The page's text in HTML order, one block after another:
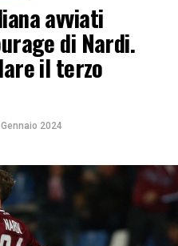
avviati
di Nardi.
il terzo
2024